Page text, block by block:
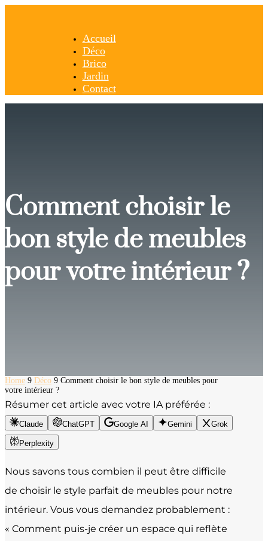
Accueil
Déco
Brico
Jardin
Contact
Comment choisir le
bon style de meubles
pour votre intérieur ?
Home 9 Déco 9 Comment choisir le bon style de meubles pour
votre intérieur ?
Résumer cet article avec votre IA préférée :
Claude ChatGPT Google AI Gemini Grok
Perplexity
Nous savons tous combien il peut être difficile
de choisir le style parfait de meubles pour notre
intérieur. Vous vous demandez probablement :
« Comment puis-je créer un espace qui reflète